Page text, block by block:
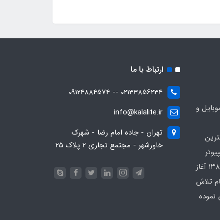
و
در محدوده که کار خود را از سال ۱۳۸۶ آغاز
تلاش
نموده
ارتباط با ما
02133856234 -- 09124884574
info@kalalite.ir
تهران - جاده امام رضا - شهرک
خاورشهر - مجتمع تجاری 2 پلاک 25